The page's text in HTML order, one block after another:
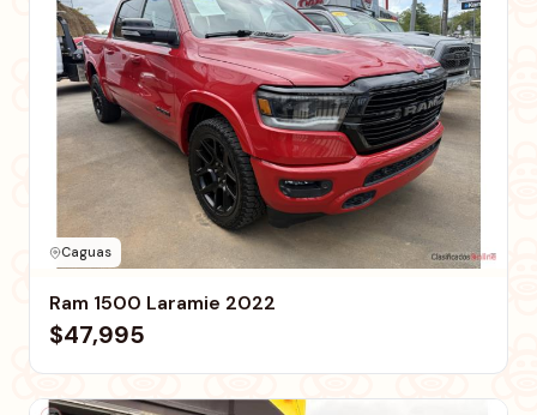
Caguas
Ram 1500 Laramie 2022
$47,995